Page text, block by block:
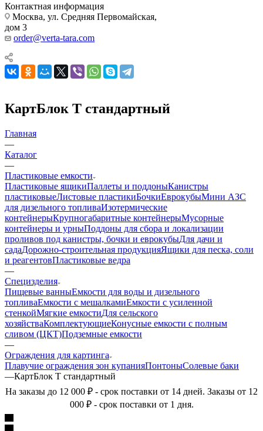
Контактная информация
Москва, ул. Средняя Первомайская,
дом 3
order@verta-tara.com
КартБлок Т стандартный
Главная
—
Каталог
—
Пластиковые емкости
Пластиковые ящикиПаллеты и поддоныКанистры
пластиковыеЛистовые пластикиБочкиЕврокубыМини АЗС
для дизельного топливаИзотермические
контейнерыКрупногабаритные контейнерыМусорные
контейнеры и урныПоддоны для сбора и локализации
проливов под канистры, бочки и еврокубыДля дачи и
садаДорожно-строительная продукцияЯщики для песка, соли
и реагентовПластиковые ведра
—
Специзделия
Пищевые ванныЕмкости для воды и дизельного
топливаЕмкости с мешалкамиЕмкости с усиленной
стенкойМягкие емкостиДля сельского
хозяйстваКомплектующиеКонусные емкости с полным
сливом (ЦКТ)Подземные емкости
—
Ограждения для картинга
Плавучие ограждения зон купанияПонтоныСолевые баки
—КартБлок Т стандартный
На заказы до 12 000 ₽ - срок поставки от 14 дней. Заказы от 12
000 ₽ - срок поставки от 1 дня.